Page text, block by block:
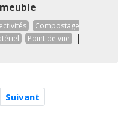
Compostage
Point de vue
|
Suivant